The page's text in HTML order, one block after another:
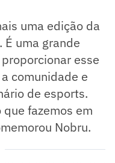
uma edição da
É uma grande
esse
comunidade e
de esports.
fazemos em
Nobru.